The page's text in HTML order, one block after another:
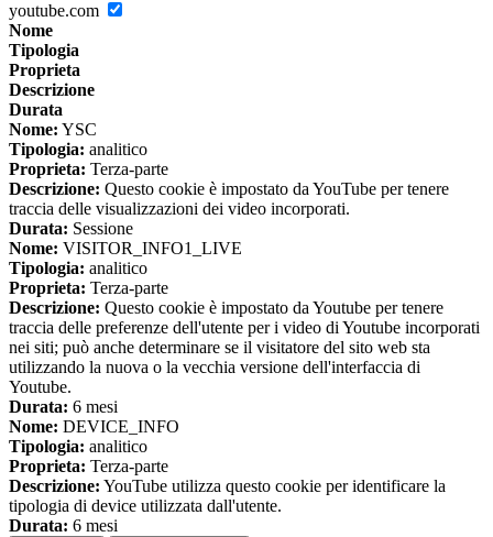
youtube.com
Nome
Tipologia
Proprieta
Descrizione
Durata
Nome: YSC
Tipologia: analitico
Proprieta: Terza-parte
Descrizione: Questo cookie è impostato da YouTube per tenere
traccia delle visualizzazioni dei video incorporati.
Durata: Sessione
Nome: VISITOR_INFO1_LIVE
Tipologia: analitico
Proprieta: Terza-parte
Descrizione: Questo cookie è impostato da Youtube per tenere
traccia delle preferenze dell'utente per i video di Youtube incorporati
nei siti; può anche determinare se il visitatore del sito web sta
utilizzando la nuova o la vecchia versione dell'interfaccia di
Youtube.
Durata: 6 mesi
Nome: DEVICE_INFO
Tipologia: analitico
Proprieta: Terza-parte
Descrizione: YouTube utilizza questo cookie per identificare la
tipologia di device utilizzata dall'utente.
Durata: 6 mesi